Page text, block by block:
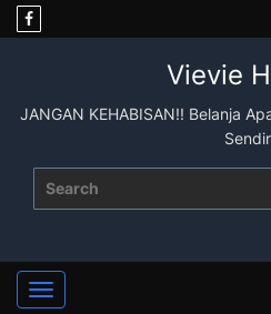
Skip
to
Vievie
JANGAN KEHABISAN!! Belanja